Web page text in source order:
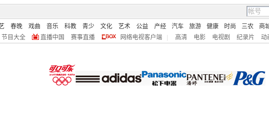
春晚 戏曲 音乐 科教 青少 文化 艺术 公益 产经 汽车 旅游 健康 时尚 三农
商
节目大全 直播中国 赛事直播 网络电视客户端 高清 电影 电视剧 纪录片 动